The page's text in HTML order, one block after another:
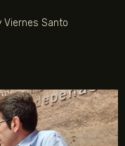
Viernes Santo